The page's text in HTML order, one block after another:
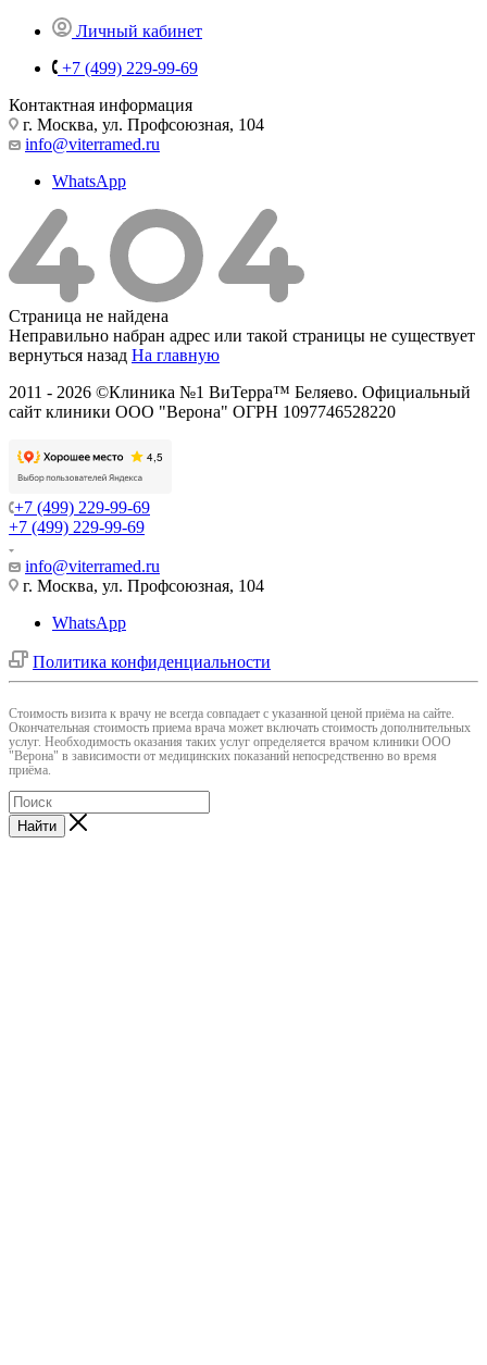
Личный кабинет
+7 (499) 229-99-69
Контактная информация
г. Москва, ул. Профсоюзная, 104
info@viterramed.ru
WhatsApp
Страница не найдена
Неправильно набран адрес или такой страницы не существует
вернуться назад На главную
2011 - 2026 ©Клиника №1 ВиТерра™ Беляево. Официальный
сайт клиники ООО "Верона" ОГРН 1097746528220
+7 (499) 229-99-69
+7 (499) 229-99-69
info@viterramed.ru
г. Москва, ул. Профсоюзная, 104
WhatsApp
Политика конфиденциальности
Cтоимость визита к врачу не всегда совпадает с указанной ценой приёма на сайте.
Окончательная стоимость приема врача может включать стоимость дополнительных
услуг. Необходимость оказания таких услуг определяется врачом клиники ООО
"Верона" в зависимости от медицинских показаний непосредственно во время
приёма.
Найти